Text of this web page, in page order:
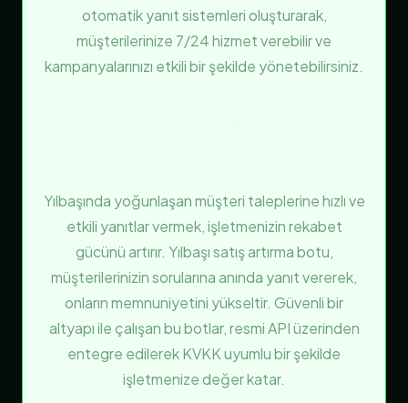
otomatik yanıt sistemleri oluşturarak,
müşterilerinize 7/24 hizmet verebilir ve
kampanyalarınızı etkili bir şekilde yönetebilirsiniz.
Yılbaşında yoğunlaşan müşteri taleplerine hızlı ve
etkili yanıtlar vermek, işletmenizin rekabet
gücünü artırır. Yılbaşı satış artırma botu,
müşterilerinizin sorularına anında yanıt vererek,
onların memnuniyetini yükseltir. Güvenli bir
altyapı ile çalışan bu botlar, resmi API üzerinden
entegre edilerek KVKK uyumlu bir şekilde
işletmenize değer katar.